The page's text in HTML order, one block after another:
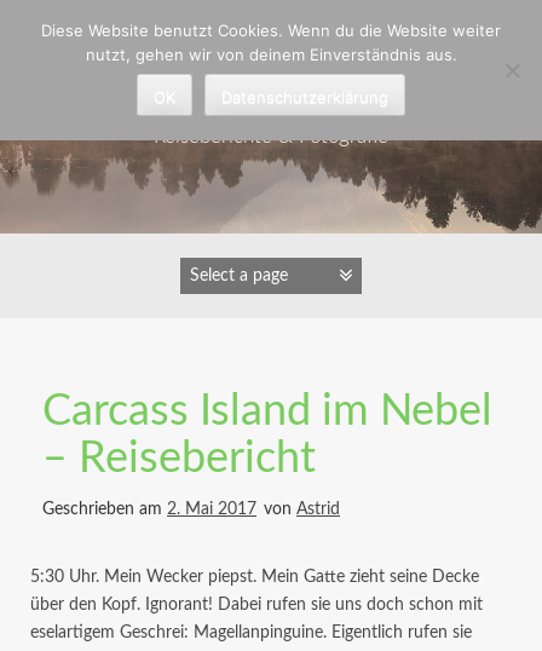
Astrid Padberg
Reiseberichte & Fotografie
Carcass Island im Nebel
– Reisebericht
Geschrieben am 2. Mai 2017 von Astrid
5:30 Uhr. Mein Wecker piepst. Mein Gatte zieht seine Decke
über den Kopf. Ignorant! Dabei rufen sie uns doch schon mit
eselartigem Geschrei: Magellanpinguine. Eigentlich rufen sie
Diese Website benutzt Cookies. Wenn du die Website weiter
nutzt, gehen wir von deinem Einverständnis aus.